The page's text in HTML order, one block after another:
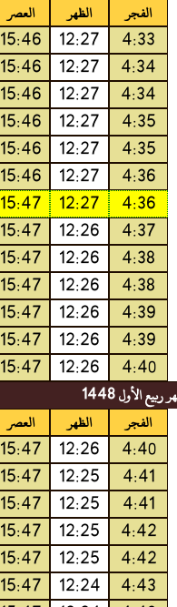
الفجر الظهر العصر
4:33
12:27
15:46
4:34
12:27
15:46
4:34
12:27
15:46
4:35
12:27
15:46
4:35
12:27
15:46
4:36
12:27
15:46
4:36
12:27
15:47
4:37
12:26
15:47
4:38
12:26
15:47
4:38
12:26
15:47
4:39
12:26
15:47
4:39
12:26
15:47
4:40
12:26
15:47
الأول 1448
الفجر الظهر العصر
4:40
12:26
15:47
4:41
12:25
15:47
4:41
12:25
15:47
4:42
12:25
15:47
4:42
12:25
15:47
4:43
12:24
15:47